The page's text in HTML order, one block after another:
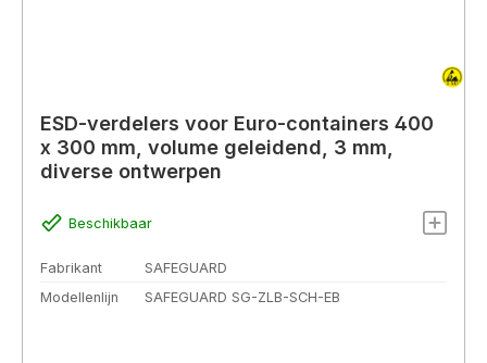
ESD-verdelers voor Euro-containers 400
x 300 mm, volume geleidend, 3 mm,
diverse ontwerpen
Beschikbaar
Fabrikant
SAFEGUARD
Modellenlijn
SAFEGUARD SG-ZLB-SCH-EB